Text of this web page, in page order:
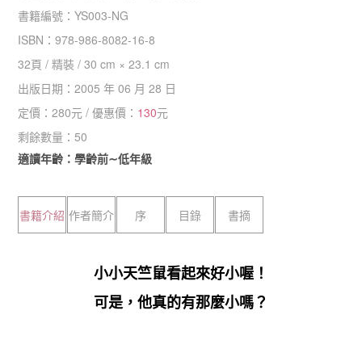
書籍編號：YS003-NG
ISBN：978-986-8082-16-8
32頁 /精裝 /30 cm × 23.1 cm
出版日期：2005 年 06 月 28 日
定價：280元 / 優惠價： 130元
剩餘數量：50
適讀年齡：學齡前∼低年級
書籍介紹 作者簡介 序 目錄 書摘
小小天竺鼠看起來好小喔！
可是，他真的有那麼小嗎？